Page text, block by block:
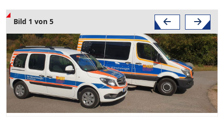
Bild 1 von 5